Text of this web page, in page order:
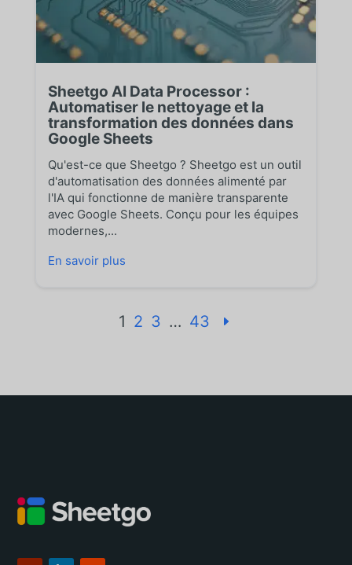
Sheetgo AI Data Processor :
Automatiser le nettoyage et la
transformation des données dans
Google Sheets
Qu'est-ce que Sheetgo ? Sheetgo est un outil
d'automatisation des données alimenté par
l'IA qui fonctionne de manière transparente
avec Google Sheets. Conçu pour les équipes
modernes,...
En savoir plus
1 2 3 … 43